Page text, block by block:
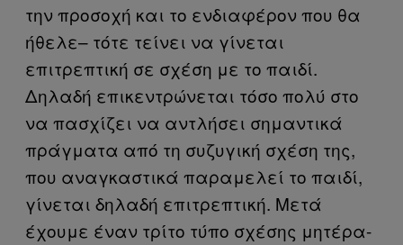
την προσοχή και το ενδιαφέρον που θα
ήθελε– τότε τείνει να γίνεται
επιτρεπτική σε σχέση με το παιδί.
Δηλαδή επικεντρώνεται τόσο πολύ στο
να πασχίζει να αντλήσει σημαντικά
πράγματα από τη συζυγική σχέση της,
που αναγκαστικά παραμελεί το παιδί,
γίνεται δηλαδή επιτρεπτική. Μετά
έχουμε έναν τρίτο τύπο σχέσης μητέρα-